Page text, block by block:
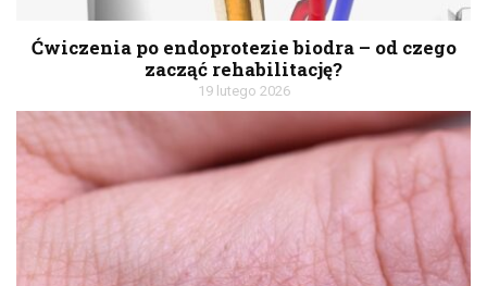
Ćwiczenia po endoprotezie biodra – od czego
zacząć rehabilitację?
19 lutego 2026